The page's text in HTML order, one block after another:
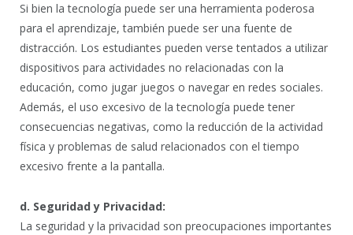
Si bien la tecnología puede ser una herramienta poderosa
para el aprendizaje, también puede ser una fuente de
distracción. Los estudiantes pueden verse tentados a utilizar
dispositivos para actividades no relacionadas con la
educación, como jugar juegos o navegar en redes sociales.
Además, el uso excesivo de la tecnología puede tener
consecuencias negativas, como la reducción de la actividad
física y problemas de salud relacionados con el tiempo
excesivo frente a la pantalla.
d. Seguridad y Privacidad:
La seguridad y la privacidad son preocupaciones importantes